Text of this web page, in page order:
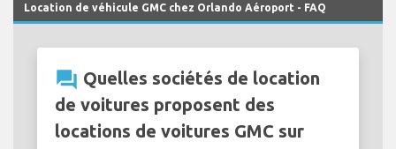
Location de véhicule GMC chez Orlando Aéroport - FAQ
question_answer Quelles sociétés de location
de voitures proposent des
locations de voitures GMC sur